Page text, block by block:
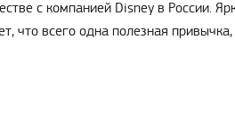
с компанией Disney в России.
что всего одна полезная